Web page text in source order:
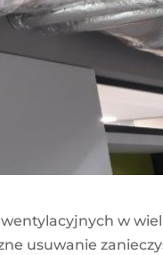
w
usuwanie